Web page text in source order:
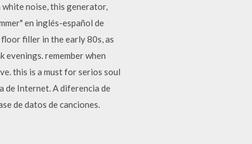
noise, this generator,
en inglés-español de
floor filler in the early 80s, as
remember when
this is a must for serios soul
de Internet. A diferencia de
de datos de canciones.